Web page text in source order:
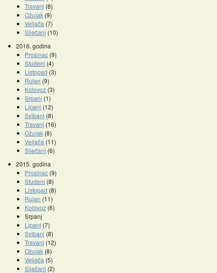
Travanj (8)
Ožujak (9)
Veljača (7)
Siječanj (10)
2016. godina
Prosinac (9)
Studeni (4)
Listopad (3)
Rujan (9)
Kolovoz (3)
Srpanj (1)
Lipanj (12)
Svibanj (8)
Travanj (16)
Ožujak (8)
Veljača (11)
Siječanj (6)
2015. godina
Prosinac (9)
Studeni (8)
Listopad (8)
Rujan (11)
Kolovoz (6)
Srpanj
Lipanj (7)
Svibanj (8)
Travanj (12)
Ožujak (8)
Veljača (5)
Siječanj (2)